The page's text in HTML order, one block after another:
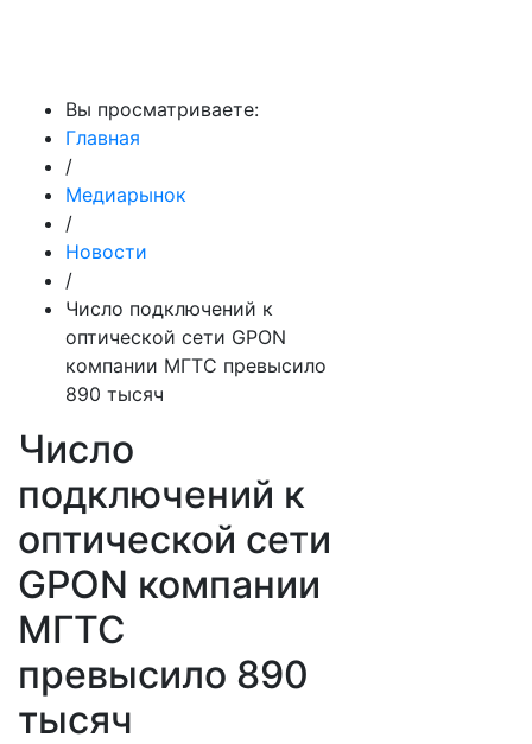
Вы просматриваете:
Главная
/
Медиарынок
/
Новости
/
Число подключений к
оптической сети GPON
компании МГТС превысило
890 тысяч
Число
подключений к
оптической сети
GPON компании
МГТС
превысило 890
тысяч